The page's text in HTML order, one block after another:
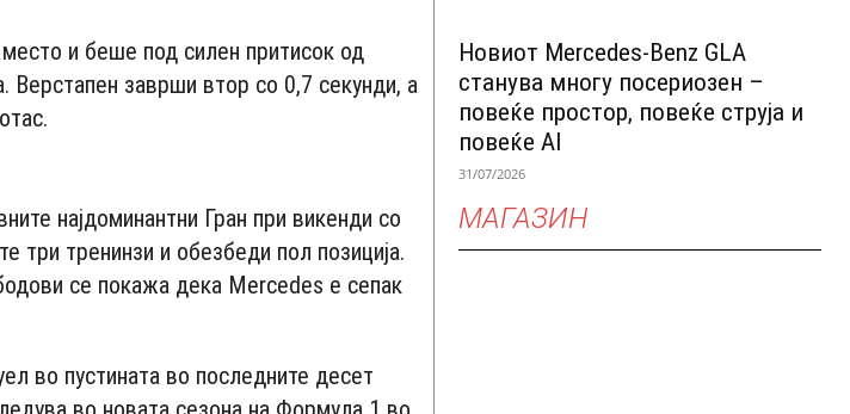
и беше под силен притисок од
Верстапен заврши втор со 0,7 секунди, а
најдоминантни Гран при викенди со
три тренинзи и обезбеди пол позиција.
се покажа дека Mercedes е сепак
во пустината во последните десет
Новиот Mercedes-Benz GLA
станува многу посериозен –
повеќе простор, повеќе струја и
повеќе AI
31/07/2026
МАГАЗИН